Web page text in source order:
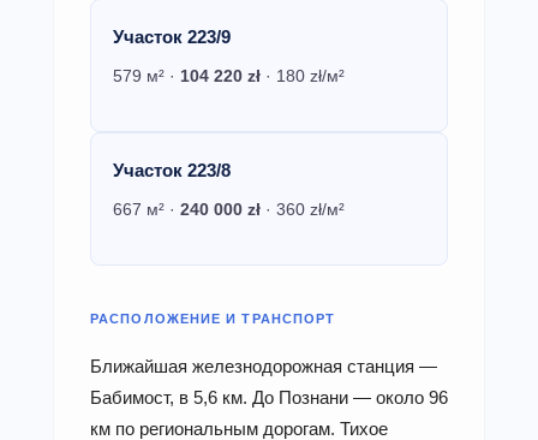
Участок 223/9
579 м² · 104 220 zł · 180 zł/м²
Участок 223/8
667 м² · 240 000 zł · 360 zł/м²
РАСПОЛОЖЕНИЕ И ТРАНСПОРТ
Ближайшая железнодорожная станция —
Бабимост, в 5,6 км. До Познани — около 96
км по региональным дорогам. Тихое